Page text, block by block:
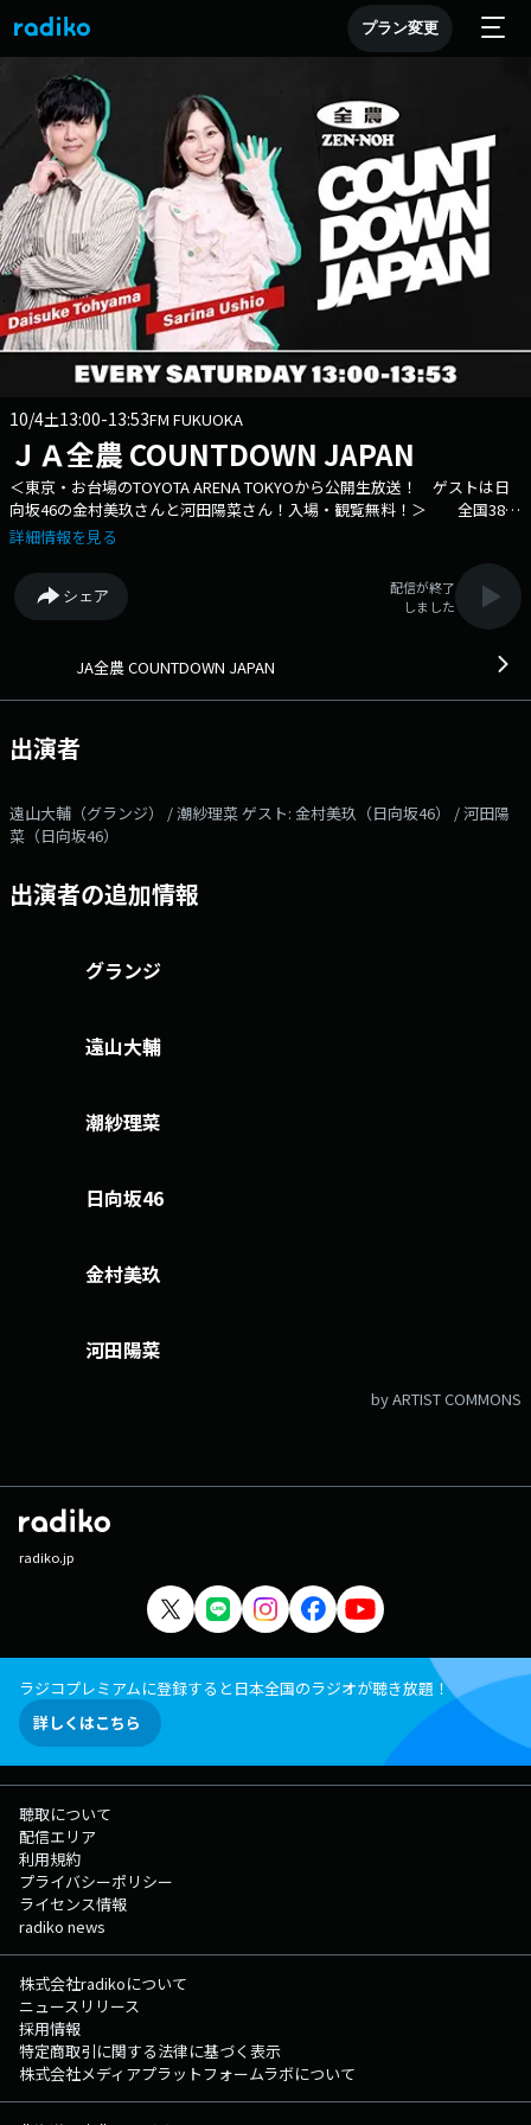
プラン変更
10/4土13:00-13:53FM FUKUOKA
ＪＡ全農 COUNTDOWN JAPAN
＜東京・お台場のTOYOTA ARENA TOKYOから公開生放送！ ゲストは日
向坂46の金村美玖さんと河田陽菜さん！入場・観覧無料！＞ 全国38局
をネットして生放送!! 遠山大輔と潮紗理菜が土曜日のお昼を音楽ととも
全農からの“美味しい”プレゼントもあります！ そして今週のゲスト
は、日向坂46の金村美玖さんと河田陽菜さん！ ニューシングル『お願い
バッハ！』についてお話を伺います！ オンエアリアクションやメッセ
ゲスト： 金村美玖（日向坂46） 、 河田陽菜（日向坂46） 番組Webサ
「#JA全農CDJ」 Xアカウントは「@JA_CDJ」
詳細情報を見る
シェア
配信が終了
しました
JA全農 COUNTDOWN JAPAN
出演者
遠山大輔（グランジ） / 潮紗理菜 ゲスト: 金村美玖（日向坂46） / 河田陽
菜（日向坂46）
出演者の追加情報
グランジ
遠山大輔
潮紗理菜
日向坂46
金村美玖
河田陽菜
by ARTIST COMMONS
radiko.jp
ラジコプレミアムに登録すると日本全国のラジオが聴き放題！
詳しくはこちら
聴取について
配信エリア
利用規約
プライバシーポリシー
ライセンス情報
radiko news
株式会社radikoについて
ニュースリリース
採用情報
特定商取引に関する法律に基づく表示
株式会社メディアプラットフォームラボについて